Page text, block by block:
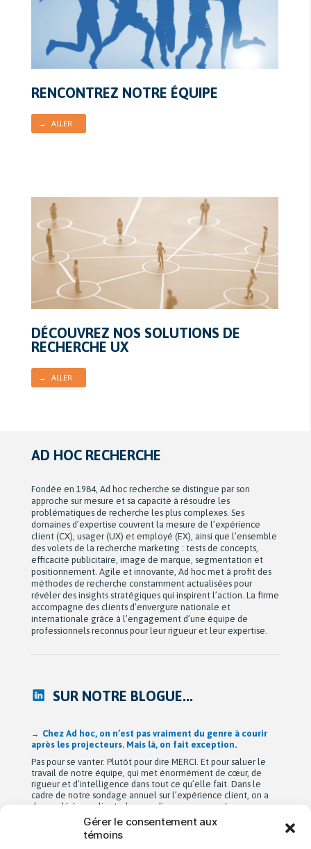
Gérer le consentement aux
témoins
RENCONTREZ NOTRE ÉQUIPE
→ ALLER
DÉCOUVREZ NOS SOLUTIONS DE
RECHERCHE UX
→ ALLER
AD HOC RECHERCHE
Fondée en 1984, Ad hoc recherche se distingue par son
approche sur mesure et sa capacité à résoudre les
problématiques de recherche les plus complexes. Ses
domaines d’expertise couvrent la mesure de l’expérience
client (CX), usager (UX) et employé (EX), ainsi que l’ensemble
des volets de la recherche marketing : tests de concepts,
efficacité publicitaire, image de marque, segmentation et
positionnement. Agile et innovante, Ad hoc met à profit des
méthodes de recherche constamment actualisées pour
révéler des insights stratégiques qui inspirent l’action. La firme
accompagne des clients d’envergure nationale et
internationale grâce à l’engagement d’une équipe de
professionnels reconnus pour leur rigueur et leur expertise.
SUR NOTRE BLOGUE...
Après 42 ans à bâtir Ad hoc recherche avec passion,
Michel Berne et Stéphan Harris amorcent une nouvelle
étape bien méritée : la retraite.
De leurs modestes appartements d’étudiants à une entreprise
de près de 90 employés devenue une référence dans son
domaine au Québec, leur parcours est remarquable. Mais au-
delà de la croissance, ils auront surtout bâti une culture
profondément humaine fondée sur la collaboration, la
bienveillance et le plaisir de travailler ensemble. Cette
transition a été amorcée […]